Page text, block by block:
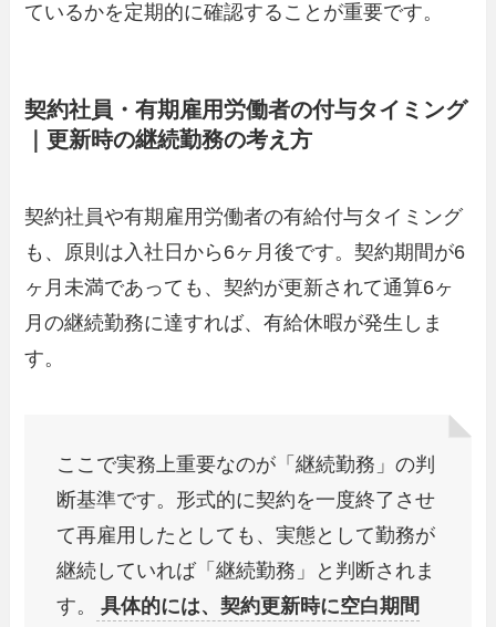
ているかを定期的に確認することが重要です。
契約社員・有期雇用労働者の付与タイミング
｜更新時の継続勤務の考え方
契約社員や有期雇用労働者の有給付与タイミング
も、原則は入社日から6ヶ月後です。契約期間が6
ヶ月未満であっても、契約が更新されて通算6ヶ
月の継続勤務に達すれば、有給休暇が発生しま
す。
ここで実務上重要なのが「継続勤務」の判
断基準です。形式的に契約を一度終了させ
て再雇用したとしても、実態として勤務が
継続していれば「継続勤務」と判断されま
す。
具体的には、契約更新時に空白期間